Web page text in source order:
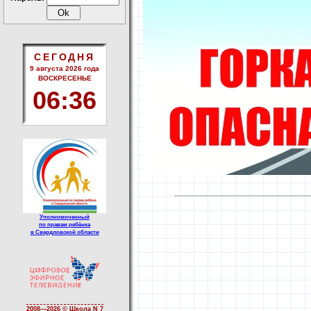
СЕГОДНЯ
9 августа 2026 года
ВОСКРЕСЕНЬЕ
06:36
Уполномоченный
по правам ребёнка
в Свердловской области
2008—2026 © Школа N 7